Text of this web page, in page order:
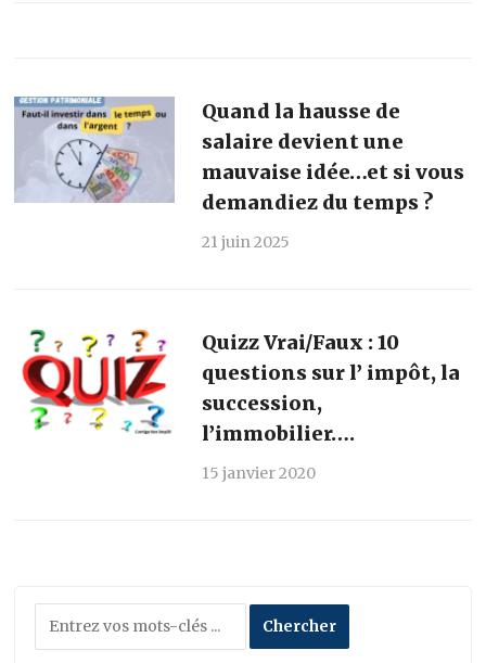
Quand la hausse de
salaire devient une
mauvaise idée…et si vous
demandiez du temps ?
21 juin 2025
Quizz Vrai/Faux : 10
questions sur l’ impôt, la
succession,
l’immobilier….
15 janvier 2020